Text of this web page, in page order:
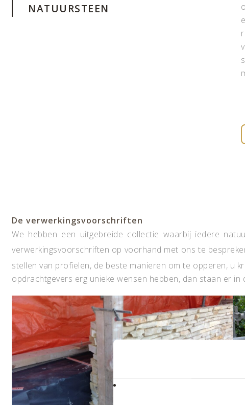
NATUURSTEEN
De verwerkingsvoorschriften
We hebben een uitgebreide collectie waarbij iedere
verwerkingsvoorschriften op voorhand met ons te
stellen van profielen, de beste manieren om te opperen, u
opdrachtgevers erg unieke wensen hebben, dan staan er